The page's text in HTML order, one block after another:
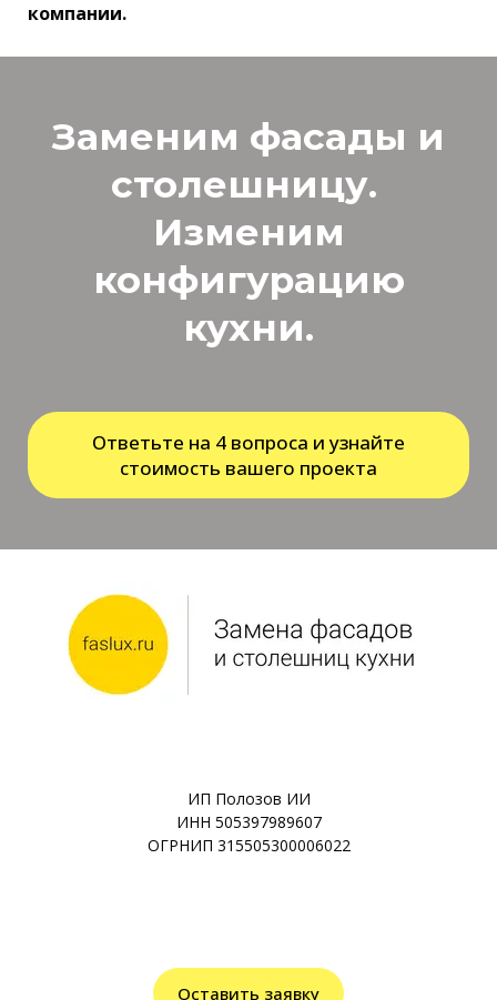
компании.
Заменим фасады и
столешницу.
Изменим
конфигурацию
кухни.
Ответьте на 4 вопроса и узнайте
стоимость вашего проекта
ИП Полозов ИИ
ИНН 505397989607
ОГРНИП 315505300006022
Оставить заявку